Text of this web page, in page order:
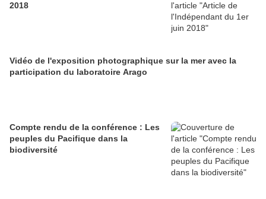
2018
Vidéo de l'exposition photographique sur la mer avec la
participation du laboratoire Arago
Compte rendu de la conférence : Les
peuples du Pacifique dans la
biodiversité